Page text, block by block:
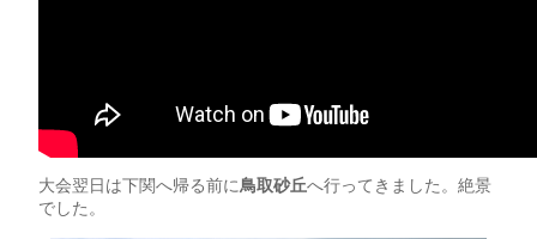
大会翌日は下関へ帰る前に鳥取砂丘へ行ってきました。絶景
でした。